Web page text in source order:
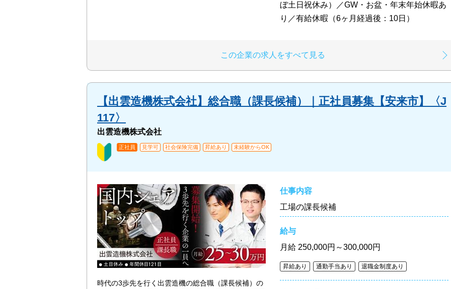
ぼ土日祝休み）／GW・お盆・年末年始休暇あ
り／有給休暇（6ヶ月経過後：10日）
この企業の求人をすべて見る
【出雲造機株式会社】総合職（課長候補）｜正社員募集【安来市】〈J
117〉
出雲造機株式会社
正社員 見学可 社会保険完備 昇給あり 未経験からOK
時代の3歩先を行く出雲造機の総合職（課長候補）の
仕事内容
工場の課長候補
給与
月給 250,000円～300,000円
昇給あり 通勤手当あり 退職金制度あり